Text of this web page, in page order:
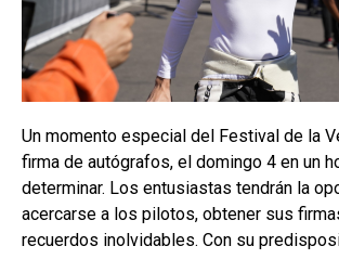
Un momento especial del Festival de la
firma de autógrafos, el domingo 4 en un
determinar. Los entusiastas tendrán la
acercarse a los pilotos, obtener sus
recuerdos inolvidables. Con su